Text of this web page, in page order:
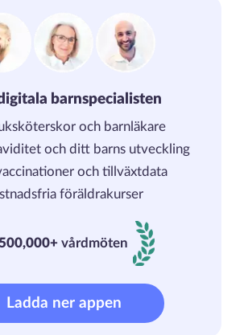
barnspecialisten
och barnläkare
och ditt barns utveckling
och tillväxtdata
föräldrakurser
500000+ vårdmöten
vårdmöten
Ladda ner appen